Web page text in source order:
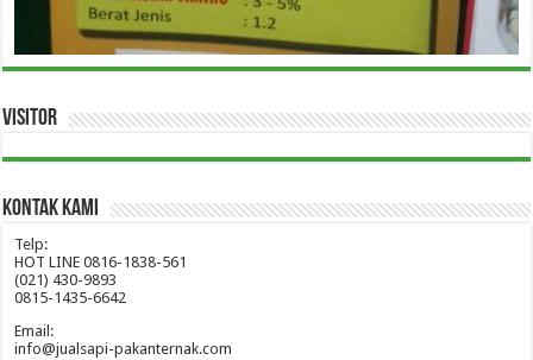
Visitor
Kontak Kami
Telp:
HOT LINE 0816-1838-561
(021) 430-9893
0815-1435-6642
Email:
info@jualsapi-pakanternak.com